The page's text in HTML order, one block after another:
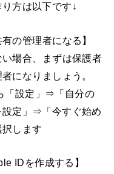
方は以下です↓
の管理者になる】
場合、まずは保護者
になりましょう。
「設定」⇒「自分の
定」⇒「今すぐ始め
します
IDを作成する】